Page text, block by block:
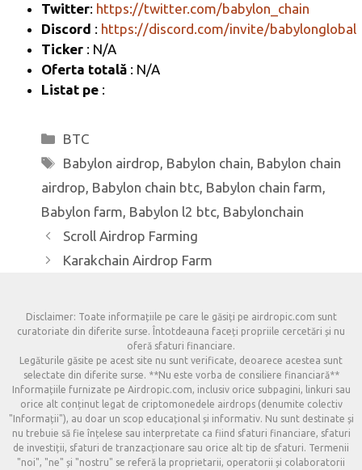
Twitter: https://twitter.com/babylon_chain
Discord : https://discord.com/invite/babylonglobal
Ticker : N/A
Oferta totală : N/A
Listat pe :
Categorii
BTC
Etichete
Babylon airdrop, Babylon chain, Babylon chain
airdrop, Babylon chain btc, Babylon chain farm,
Babylon farm, Babylon l2 btc, Babylonchain
Scroll Airdrop Farming
Karakchain Airdrop Farm
Disclaimer: Toate informațiile pe care le găsiți pe airdropic.com sunt
curatoriate din diferite surse. Întotdeauna faceți propriile cercetări și nu
oferă sfaturi financiare.
Legăturile găsite pe acest site nu sunt verificate, deoarece acestea sunt
selectate din diferite surse. **Nu este vorba de consiliere financiară**
Informațiile furnizate pe Airdropic.com, inclusiv orice subpagini, linkuri sau
orice alt conținut legat de criptomonedele airdrops (denumite colectiv
"Informații"), au doar un scop educațional și informativ. Nu sunt destinate și
nu trebuie să fie înțelese sau interpretate ca fiind sfaturi financiare, sfaturi
de investiții, sfaturi de tranzacționare sau orice alt tip de sfaturi. Termenii
"noi", "ne" și "nostru" se referă la proprietarii, operatorii și colaboratorii